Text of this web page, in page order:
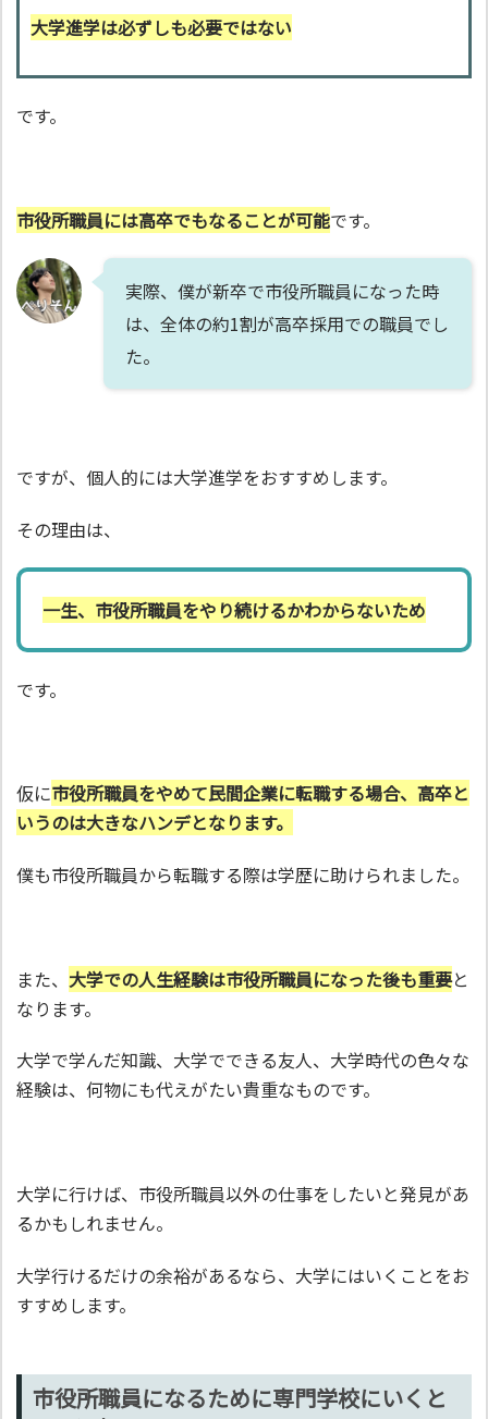
大学進学は必ずしも必要ではない
です。
市役所職員には高卒でもなることが可能です。
実際、僕が新卒で市役所職員になった時
は、全体の約1割が高卒採用での職員でし
た。
ですが、個人的には大学進学をおすすめします。
その理由は、
一生、市役所職員をやり続けるかわからないため
です。
仮に市役所職員をやめて民間企業に転職する場合、高卒と
いうのは大きなハンデとなります。
僕も市役所職員から転職する際は学歴に助けられました。
また、 大学での人生経験は市役所職員になった後も重要と
なります。
大学で学んだ知識、大学でできる友人、大学時代の色々な
経験は、何物にも代えがたい貴重なものです。
大学に行けば、市役所職員以外の仕事をしたいと発見があ
るかもしれません。
大学行けるだけの余裕があるなら、大学にはいくことをお
すすめします。
市役所職員になるために専門学校にいくと